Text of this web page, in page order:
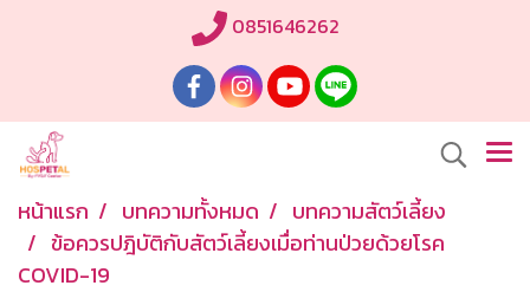
0851646262
หน้าแรก บทความทั้งหมด
บทความสัตว์เลี้ยง
ข้อควรปฎิบัติกับสัตว์เลี้ยงเมื่อท่านป่วยด้วยโรค
COVID-19